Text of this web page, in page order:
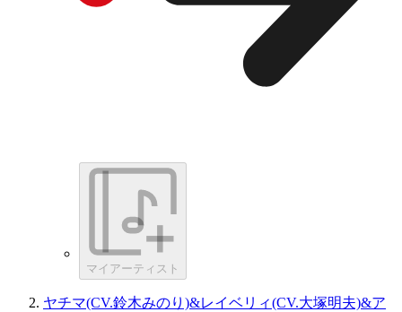
マイアーティスト
ヤチマ(CV.鈴木みのり)&レイベリィ(CV.大塚明夫)&ア